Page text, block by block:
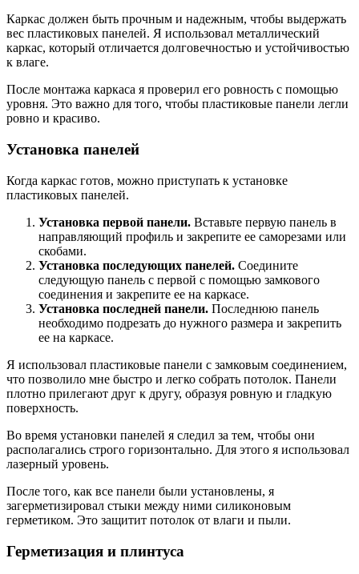
Каркас должен быть прочным и надежным, чтобы выдержать
вес пластиковых панелей. Я использовал металлический
каркас, который отличается долговечностью и устойчивостью
к влаге.
После монтажа каркаса я проверил его ровность с помощью
уровня. Это важно для того, чтобы пластиковые панели легли
ровно и красиво.
Установка панелей
Когда каркас готов, можно приступать к установке
пластиковых панелей.
Установка первой панели. Вставьте первую панель в
направляющий профиль и закрепите ее саморезами или
скобами.
Установка последующих панелей. Соедините
следующую панель с первой с помощью замкового
соединения и закрепите ее на каркасе.
Установка последней панели. Последнюю панель
необходимо подрезать до нужного размера и закрепить
ее на каркасе.
Я использовал пластиковые панели с замковым соединением,
что позволило мне быстро и легко собрать потолок. Панели
плотно прилегают друг к другу, образуя ровную и гладкую
поверхность.
Во время установки панелей я следил за тем, чтобы они
располагались строго горизонтально. Для этого я использовал
лазерный уровень.
После того, как все панели были установлены, я
загерметизировал стыки между ними силиконовым
герметиком. Это защитит потолок от влаги и пыли.
Герметизация и плинтуса